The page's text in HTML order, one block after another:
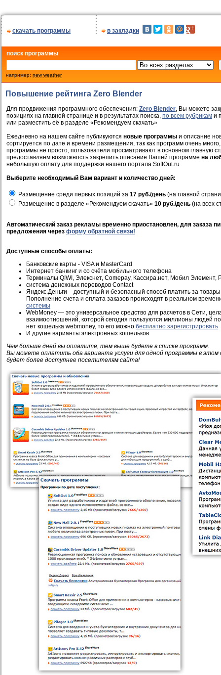
скачать программы в закладки
поиск программы
например: new weather
Повышение рейтинга Zero Blender
Для продвижения программного обеспечения: Zero Blender, Вы можете
позициях на главной странице и в результатах поиска, по всем рубрикам и
или разместить её в разделе «Рекомендуем скачать»
Ежедневно на нашем сайте публикуются новые программы и описание
сортируется по дате и времени размещения, так как программ очень
программы не просто, пользователи просматривают в основном главную
предоставляем возможность закрепить описание Вашей программе на
небольшую оплату для поддержки нашего портала SoftOut.ru
Выберите необходимый Вам вариант и количество дней:
Размещение среди первых позиций за 17 руб./день (на главной
Размещение в разделе «Рекомендуем скачать» 10 руб./день (на всех
Автоматический заказ рекламы временно приостановлен, для заказа
предложения через форму обратной связи!
Доступные способы оплаты:
Банковские карты - VISA и MasterCard
Интернет банкинг и со счёта мобильного телефона
Терминалы QIWI, Элекснет, Comepay, Кассира.нет, Мобил Элемент,
система денежных переводов Contact
Яндекс.Деньги – доступный и безопасный способ платить за товары
Пополнение счета и оплата заказов происходят в реальном
системы
WebMoney — это универсальное средство для расчетов в Сети,
взаимоотношений, которой сегодня пользуются миллионы людей
нет кошелька webmoney, то его можно бесплатно зарегистрировать
И другие варианты электронных кошельков
Чем больше дней вы оплатите, тем выше будете в списке программ.
Вы можете оплатить оба варианта услуги для одной программы в этом
будет более доступнее посетителям сайта!